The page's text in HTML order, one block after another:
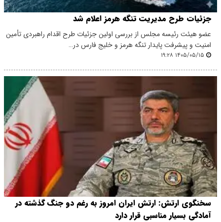
جزئیات طرح مدیریت تنگه هرمز اعلام شد
عضو هیئت رئیسه مجلس از بررسی اولین جزئیات طرح اقدام راهبردی تأمین
امنیت و پیشرفت پایدار تنگه هرمز و خلیج فارس در…
۱۴۰۵/۰۵/۱۵ ۱۹:۲۸
سخنگوی ارتش: ارتش ایران امروز به رغم دو جنگ گذشته در
آمادگی بسیار مناسبی قرار دارد